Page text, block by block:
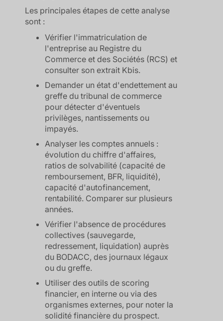
Les principales étapes de cette analyse
sont :
Vérifier l'immatriculation de
l'entreprise au Registre du
Commerce et des Sociétés (RCS) et
consulter son extrait Kbis.
Demander un état d'endettement au
greffe du tribunal de commerce
pour détecter d'éventuels
privilèges, nantissements ou
impayés.
Analyser les comptes annuels :
évolution du chiffre d'affaires,
ratios de solvabilité (capacité de
remboursement, BFR, liquidité),
capacité d'autofinancement,
rentabilité. Comparer sur plusieurs
années.
Vérifier l'absence de procédures
collectives (sauvegarde,
redressement, liquidation) auprès
du BODACC, des journaux légaux
ou du greffe.
Utiliser des outils de scoring
financier, en interne ou via des
organismes externes, pour noter la
solidité financière du prospect.